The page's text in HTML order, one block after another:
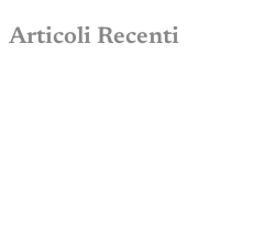
Articoli Recenti